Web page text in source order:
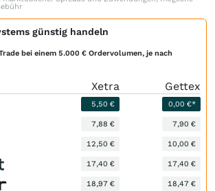
günstig handeln
bei einem 5.000 € Ordervolumen, je nach
Xetra Gettex
5,50 € 0,00 €*
7,88 € 7,90 €
12,50 € 10,00 €
17,40 € 17,40 €
18,97 € 18,47 €